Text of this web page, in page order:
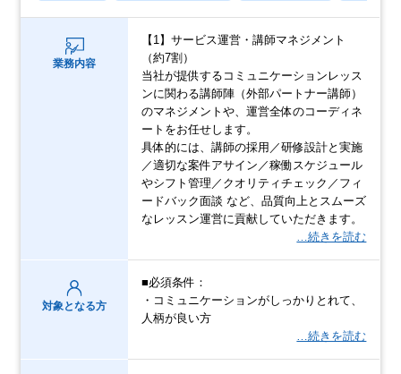
業務内容
【1】サービス運営・講師マネジメント
（約7割）
当社が提供するコミュニケーションレッス
ンに関わる講師陣（外部パートナー講師）
のマネジメントや、運営全体のコーディネ
ートをお任せします。
具体的には、講師の採用／研修設計と実施
／適切な案件アサイン／稼働スケジュール
やシフト管理／クオリティチェック／フィ
ードバック面談 など、品質向上とスムーズ
なレッスン運営に貢献していただきます。
…続きを読む
対象となる方
■必須条件：
・コミュニケーションがしっかりとれて、
人柄が良い方
…続きを読む